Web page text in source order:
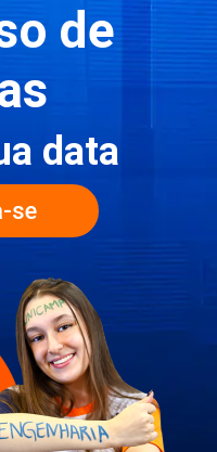
de
data
se